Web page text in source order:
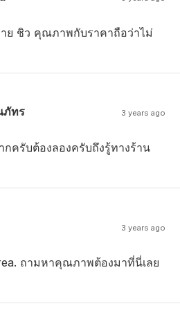
ย ชิว คุณภาพกับราคาถือว่าไม่
ภัทร 3 years ago
ครับต้องลองครับถึงรู้ทางร้าน
3 years ago
ถามหาคุณภาพต้องมาที่นี่เลย